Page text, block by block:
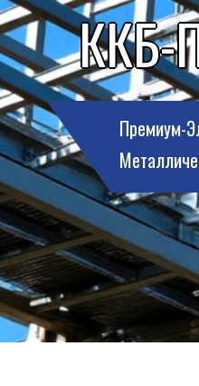
ККБ-
Премиум-